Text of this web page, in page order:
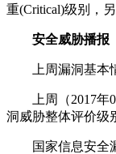
重(Critical)级别，
安全威胁播报
上周漏洞基本
上周（2017年06
洞威胁整体评价级
国家信息安全漏